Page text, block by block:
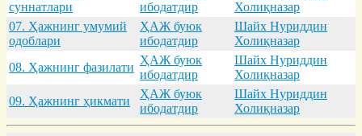
суннaтлaри
ибодатдир
Холиқназар
07. Ҳaжнинг умумий
одоблaри
ҲАЖ буюк
ибодатдир
Шайх Нуриддин
Холиқназар
08. Ҳaжнинг фaзилaти
ҲАЖ буюк
ибодатдир
Шайх Нуриддин
Холиқназар
09. Ҳaжнинг ҳикмaти
ҲАЖ буюк
ибодатдир
Шайх Нуриддин
Холиқназар